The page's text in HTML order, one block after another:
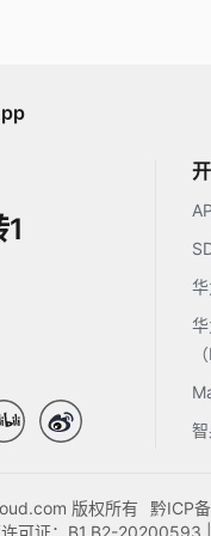
版权所有 黔ICP
可证：B1.B2-20200593